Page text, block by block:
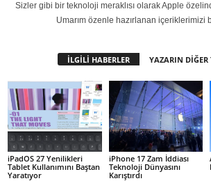
Sizler gibi bir teknoloji meraklısı olarak Apple
Umarım özenle hazırlanan içeriklerimizi
İLGİLİ HABERLER YAZARIN DİĞER
iPadOS 27 Yenilikleri
Tablet Kullanımını Baştan
Yaratıyor
iPhone 17 Zam İddiası
Teknoloji Dünyasını
Karıştırdı